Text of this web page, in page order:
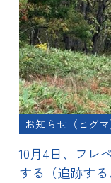
お知らせ（ヒグマ
10月4日、フレ
する（追跡す